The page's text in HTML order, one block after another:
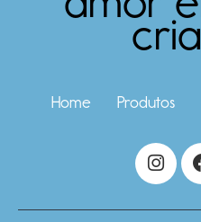
Home Produtos